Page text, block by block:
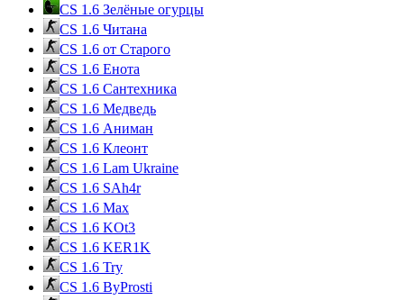
CS 1.6 Зелёные огурцы
CS 1.6 Читана
CS 1.6 от Cтарого
CS 1.6 Енота
CS 1.6 Сантехника
CS 1.6 Медведь
CS 1.6 Аниман
CS 1.6 Клеонт
CS 1.6 Lam Ukraine
CS 1.6 SAh4r
CS 1.6 Max
CS 1.6 KOt3
CS 1.6 KER1K
CS 1.6 Try
CS 1.6 ByProsti